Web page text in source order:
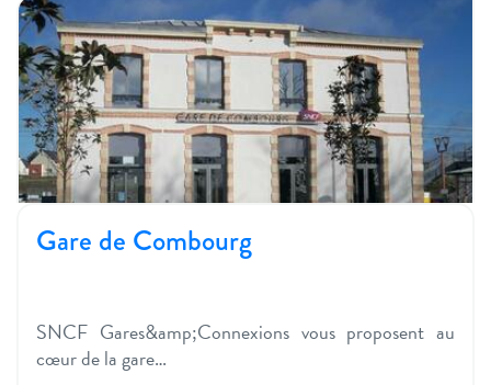
Gare de Combourg
SNCF Gares&amp;Connexions vous proposent au
cœur de la gare…